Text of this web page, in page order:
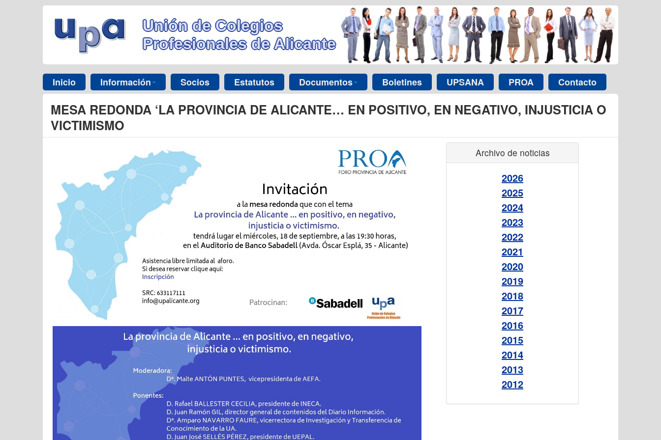
Unión de Colegios
Profesionales de Alicante
Inicio Información Socios Estatutos Documentos Boletines UPSANA PROA Contacto
MESA REDONDA ‘LA PROVINCIA DE ALICANTE… EN POSITIVO, EN NEGATIVO, INJUSTICIA O
VICTIMISMO
Archivo de noticias
2026
2025
2024
2023
2022
2021
2020
2019
2018
2017
2016
2015
2014
2013
2012